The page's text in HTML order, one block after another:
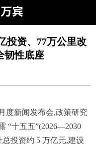
投资、77万公里改
韧性底座
度新闻发布会,政策研究
“十五五”(2026—2030
投资约 5 万亿元,建设